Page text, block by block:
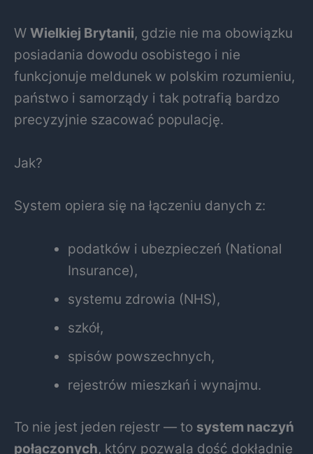
W Wielkiej Brytanii, gdzie nie ma obowiązku
posiadania dowodu osobistego i nie
funkcjonuje meldunek w polskim rozumieniu,
państwo i samorządy i tak potrafią bardzo
precyzyjnie szacować populację.
Jak?
System opiera się na łączeniu danych z:
podatków i ubezpieczeń (National
Insurance),
systemu zdrowia (NHS),
szkół,
spisów powszechnych,
rejestrów mieszkań i wynajmu.
To nie jest jeden rejestr — to system naczyń
połączonych, który pozwala dość dokładnie